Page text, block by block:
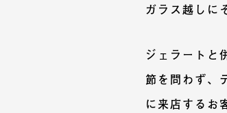
ガラス越しに
ジェラートと
節を問わず、
に来店するお